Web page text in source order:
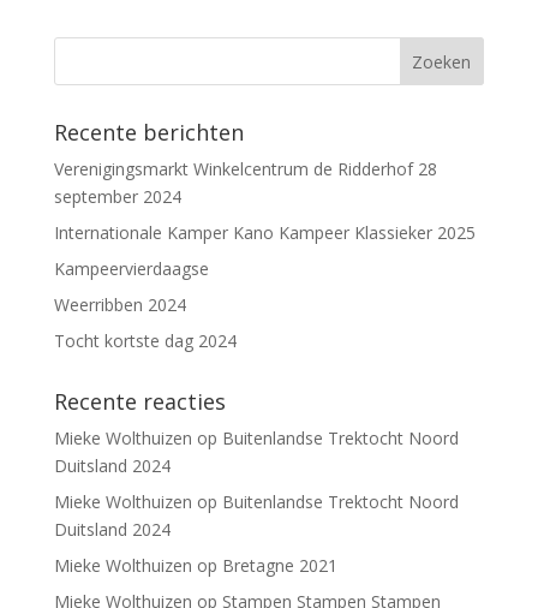
Recente berichten
Verenigingsmarkt Winkelcentrum de Ridderhof 28
september 2024
Internationale Kamper Kano Kampeer Klassieker 2025
Kampeervierdaagse
Weerribben 2024
Tocht kortste dag 2024
Recente reacties
Mieke Wolthuizen op Buitenlandse Trektocht Noord
Duitsland 2024
Mieke Wolthuizen op Buitenlandse Trektocht Noord
Duitsland 2024
Mieke Wolthuizen op Bretagne 2021
Mieke Wolthuizen op Stampen Stampen Stampen